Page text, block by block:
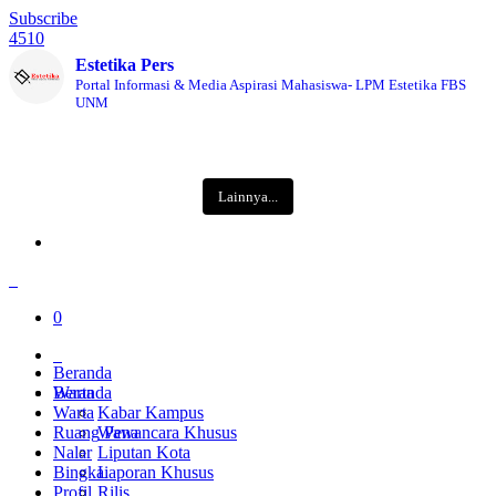
Subscribe
4510
Estetika Pers
Portal Informasi & Media Aspirasi Mahasiswa- LPM Estetika FBS
UNM
Lainnya...
0
Beranda
Warta
Kabar Kampus
Wawancara Khusus
Liputan Kota
Laporan Khusus
Rilis
Beranda
Warta
Ruang Pena
Nalar
Bingkai
Profil